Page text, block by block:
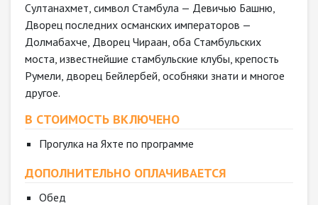
Султанахмет, символ Стамбула — Девичью Башню,
Дворец последних османских императоров —
Долмабахче, Дворец Чираан, оба Стамбульских
моста, известнейшие стамбульские клубы, крепость
Румели, дворец Бейлербей, особняки знати и многое
другое.
В СТОИМОСТЬ ВКЛЮЧЕНО
Прогулка на Яхте по программе
ДОПОЛНИТЕЛЬНО ОПЛАЧИВАЕТСЯ
Обед